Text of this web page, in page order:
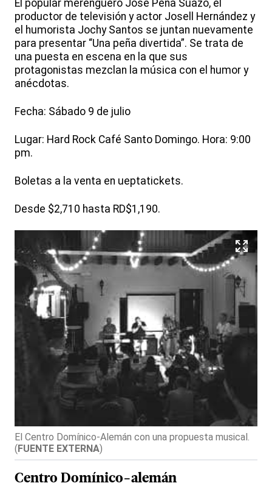
El popular merenguero José Peña Suazo, el
productor de televisión y actor Josell Hernández y
el humorista Jochy Santos se juntan nuevamente
para presentar “Una peña divertida”. Se trata de
una puesta en escena en la que sus
protagonistas mezclan la música con el humor y
anécdotas.
Fecha: Sábado 9 de julio
Lugar: Hard Rock Café Santo Domingo. Hora: 9:00
pm.
Boletas a la venta en ueptatickets.
Desde $2,710 hasta RD$1,190.
El Centro Domínico-Alemán con una propuesta musical.
(FUENTE EXTERNA)
Centro Domínico-alemán